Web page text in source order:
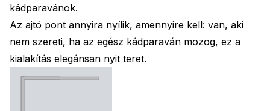
kádparavánok.
Az ajtó pont annyira nyílik, amennyire kell: van, aki
nem szereti, ha az egész kádparaván mozog, ez a
kialakítás elegánsan nyit teret.